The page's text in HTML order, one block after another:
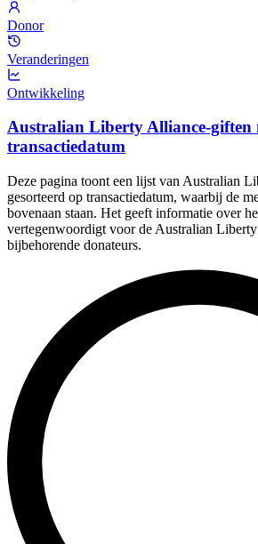
Donor
Veranderingen
Ontwikkeling
Australian Liberty Alliance-giften
transactiedatum
Deze pagina toont een lijst van Australian
gesorteerd op transactiedatum, waarbij de
bovenaan staan. Het geeft informatie over
vertegenwoordigt voor de Australian
bijbehorende donateurs.